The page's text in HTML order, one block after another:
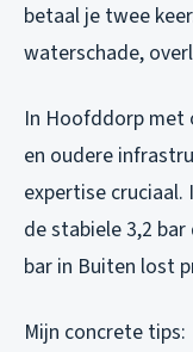
betaal je twee
waterschade,
In Hoofddorp met
en oudere
expertise
de stabiele 3,2
bar in Buiten lost
Mijn concrete tips: